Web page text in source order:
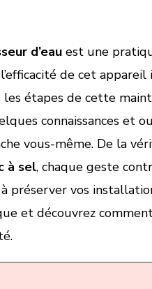
d’eau est une
de cet
étapes de cette
connaissances et
vous-même. De la
à sel, chaque geste
préserver vos
et découvrez